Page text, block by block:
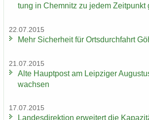
tung in Chem­nitz zu jedem Zeit­punkt
22.07.2015
Mehr Si­cher­heit für Orts­durch­fahrt
21.07.2015
Alte Haupt­post am Leip­zi­ger
wach­sen
17.07.2015
Lan­des­di­rek­ti­on er­wei­tert die